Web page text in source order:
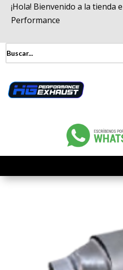
¡Hola! Bienvenido a la tienda
Performance